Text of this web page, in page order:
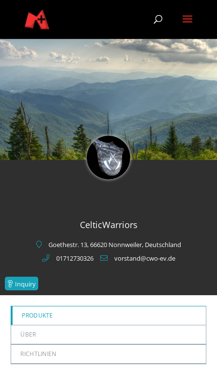
CelticWarriors
Goethestr. 13, 66620 Nonnweiler, Deutschland
01712730326
vorstand@cwo-ev.de
Inquiry
PRODUKTE
ÜBER
RICHTLINIEN